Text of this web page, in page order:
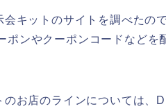
キットのサイトを調べたの
ポンやクーポンコードなどを
お店のラインについては、